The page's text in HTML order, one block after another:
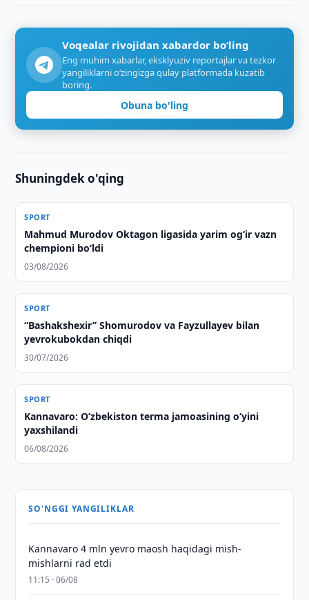
Voqealar rivojidan xabardor bo‘ling
Eng muhim xabarlar, eksklyuziv reportajlar va tezkor
yangiliklarni o‘zingizga qulay platformada kuzatib
boring.
Obuna bo'ling
Shuningdek o'qing
SPORT
Mahmud Murodov Oktagon ligasida yarim og‘ir vazn
chempioni bo‘ldi
03/08/2026
SPORT
“Bashakshexir” Shomurodov va Fayzullayev bilan
yevrokubokdan chiqdi
30/07/2026
SPORT
Kannavaro: O‘zbekiston terma jamoasining o‘yini
yaxshilandi
06/08/2026
SO'NGGI YANGILIKLAR
Kannavaro 4 mln yevro maosh haqidagi mish-
mishlarni rad etdi
11:15 · 06/08